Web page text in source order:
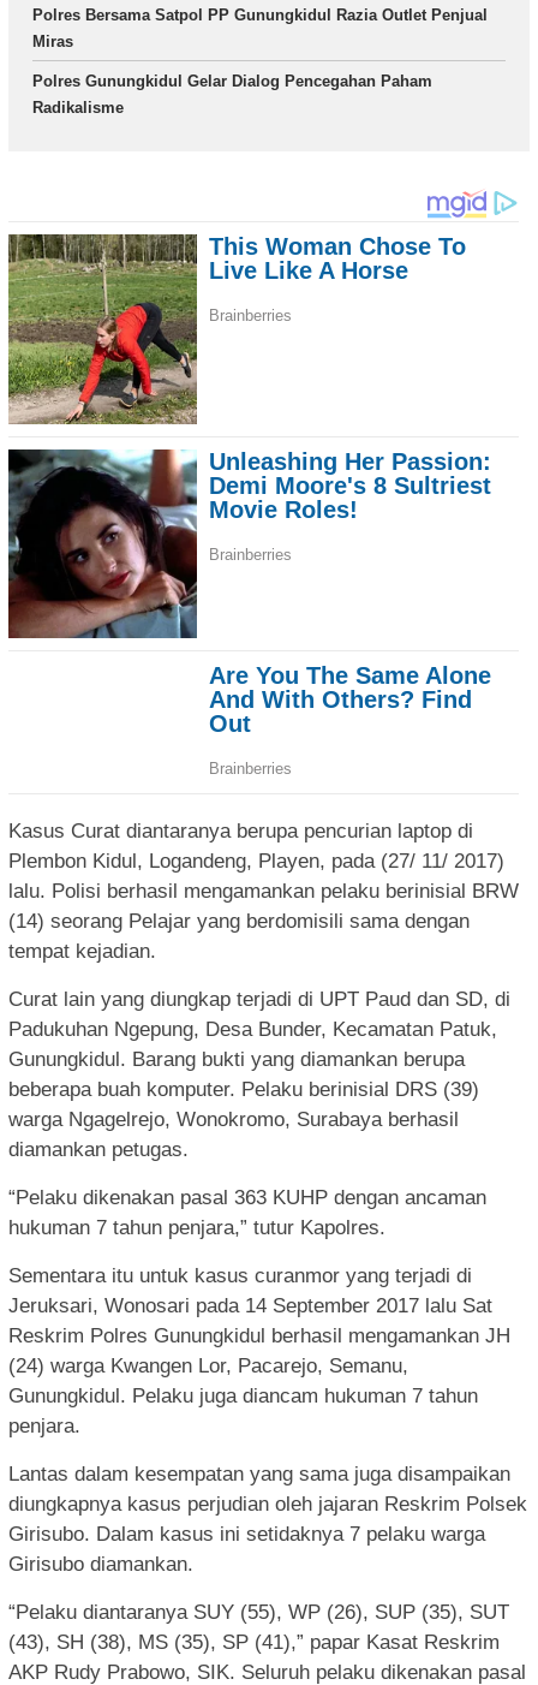
Polres Bersama Satpol PP Gunungkidul Razia Outlet Penjual
Miras
Polres Gunungkidul Gelar Dialog Pencegahan Paham
Radikalisme
Kasus Curat diantaranya berupa pencurian laptop di
Plembon Kidul, Logandeng, Playen, pada (27/ 11/ 2017)
lalu. Polisi berhasil mengamankan pelaku berinisial BRW
(14) seorang Pelajar yang berdomisili sama dengan
tempat kejadian.
Curat lain yang diungkap terjadi di UPT Paud dan SD, di
Padukuhan Ngepung, Desa Bunder, Kecamatan Patuk,
Gunungkidul. Barang bukti yang diamankan berupa
beberapa buah komputer. Pelaku berinisial DRS (39)
warga Ngagelrejo, Wonokromo, Surabaya berhasil
diamankan petugas.
“Pelaku dikenakan pasal 363 KUHP dengan ancaman
hukuman 7 tahun penjara,” tutur Kapolres.
Sementara itu untuk kasus curanmor yang terjadi di
Jeruksari, Wonosari pada 14 September 2017 lalu Sat
Reskrim Polres Gunungkidul berhasil mengamankan JH
(24) warga Kwangen Lor, Pacarejo, Semanu,
Gunungkidul. Pelaku juga diancam hukuman 7 tahun
penjara.
Lantas dalam kesempatan yang sama juga disampaikan
diungkapnya kasus perjudian oleh jajaran Reskrim Polsek
Girisubo. Dalam kasus ini setidaknya 7 pelaku warga
Girisubo diamankan.
“Pelaku diantaranya SUY (55), WP (26), SUP (35), SUT
(43), SH (38), MS (35), SP (41),” papar Kasat Reskrim
AKP Rudy Prabowo, SIK. Seluruh pelaku dikenakan pasal